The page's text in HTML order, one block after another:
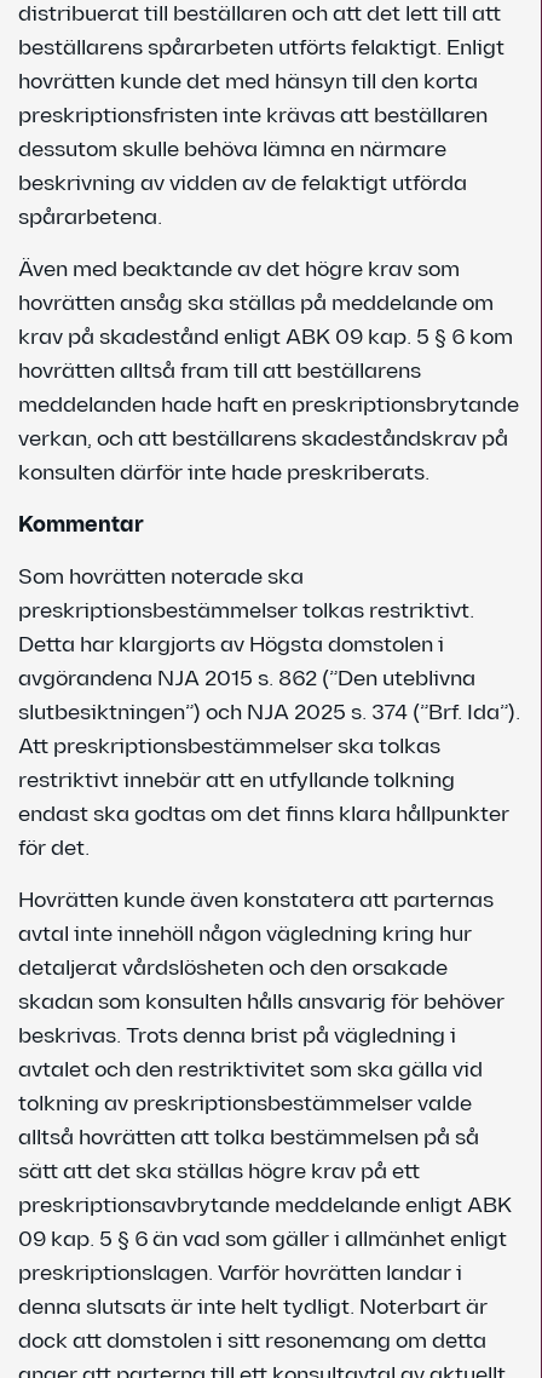
distribuerat till beställaren och att det lett till att
beställarens spårarbeten utförts felaktigt. Enligt
hovrätten kunde det med hänsyn till den korta
preskriptionsfristen inte krävas att beställaren
dessutom skulle behöva lämna en närmare
beskrivning av vidden av de felaktigt utförda
spårarbetena.
Även med beaktande av det högre krav som
hovrätten ansåg ska ställas på meddelande om
krav på skadestånd enligt ABK 09 kap. 5 § 6 kom
hovrätten alltså fram till att beställarens
meddelanden hade haft en preskriptionsbrytande
verkan, och att beställarens skadeståndskrav på
konsulten därför inte hade preskriberats.
Kommentar
Som hovrätten noterade ska
preskriptionsbestämmelser tolkas restriktivt.
Detta har klargjorts av Högsta domstolen i
avgörandena NJA 2015 s. 862 (”Den uteblivna
slutbesiktningen”) och NJA 2025 s. 374 (”Brf. Ida”).
Att preskriptionsbestämmelser ska tolkas
restriktivt innebär att en utfyllande tolkning
endast ska godtas om det finns klara hållpunkter
för det.
Hovrätten kunde även konstatera att parternas
avtal inte innehöll någon vägledning kring hur
detaljerat vårdslösheten och den orsakade
skadan som konsulten hålls ansvarig för behöver
beskrivas. Trots denna brist på vägledning i
avtalet och den restriktivitet som ska gälla vid
tolkning av preskriptionsbestämmelser valde
alltså hovrätten att tolka bestämmelsen på så
sätt att det ska ställas högre krav på ett
preskriptionsavbrytande meddelande enligt ABK
09 kap. 5 § 6 än vad som gäller i allmänhet enligt
preskriptionslagen. Varför hovrätten landar i
denna slutsats är inte helt tydligt. Noterbart är
dock att domstolen i sitt resonemang om detta